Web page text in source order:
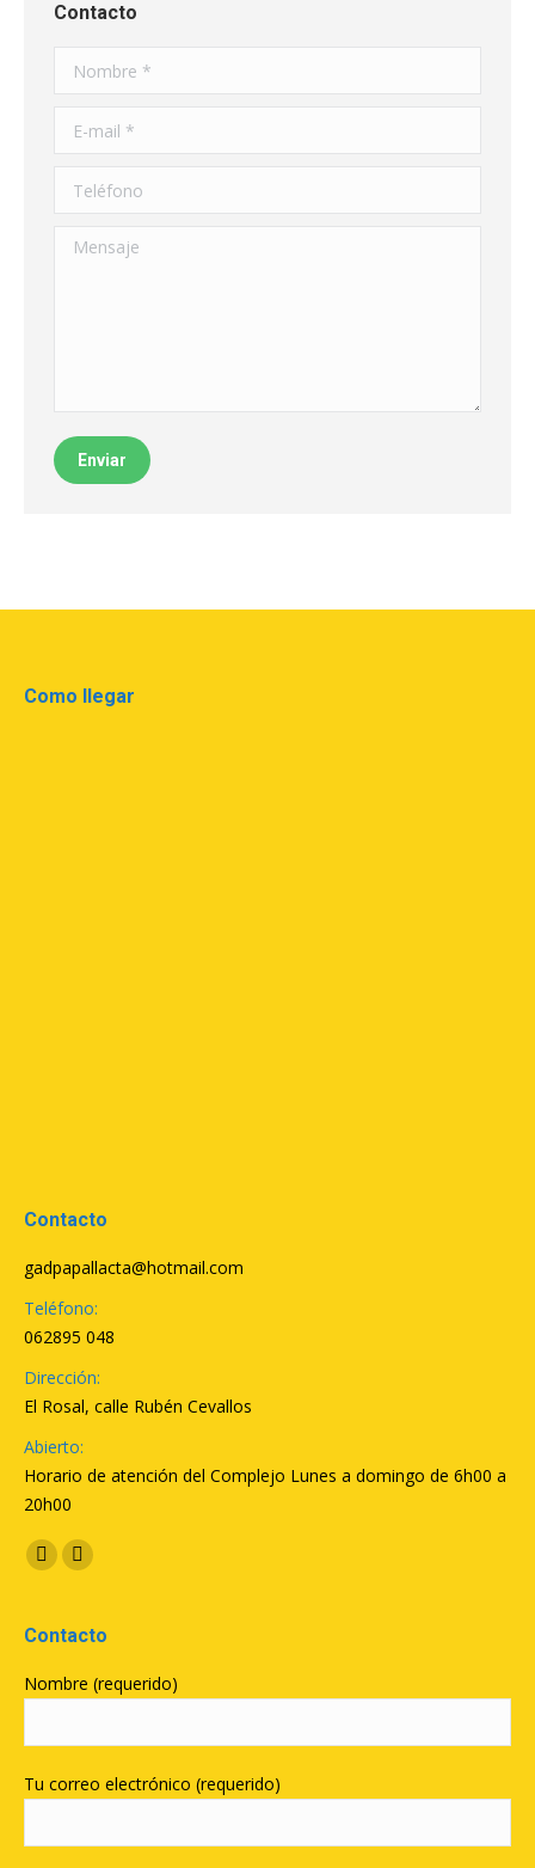
Contacto
Nombre *
E-mail *
Teléfono
Mensaje
Enviar
Como llegar
Contacto
gadpapallacta@hotmail.com
Teléfono:
062895 048
Dirección:
El Rosal, calle Rubén Cevallos
Abierto:
Horario de atención del Complejo Lunes a domingo de 6h00 a
20h00
Encuéntranos en:
FacebookYouTube
Contacto
Nombre (requerido)
Tu correo electrónico (requerido)